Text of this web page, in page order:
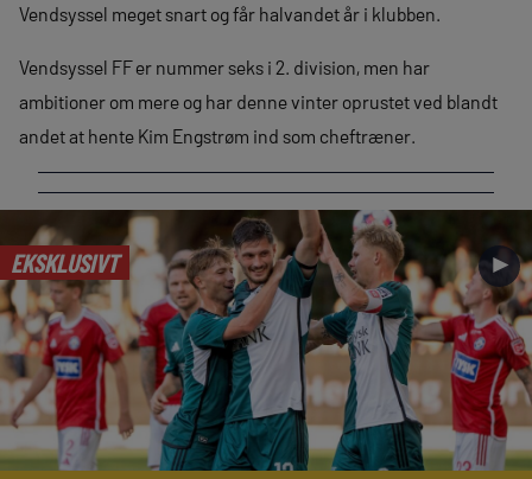
Vendsyssel meget snart og får halvandet år i klubben.
Vendsyssel FF er nummer seks i 2. division, men har
ambitioner om mere og har denne vinter oprustet ved blandt
andet at hente Kim Engstrøm ind som cheftræner.
EKSKLUSIVT ►